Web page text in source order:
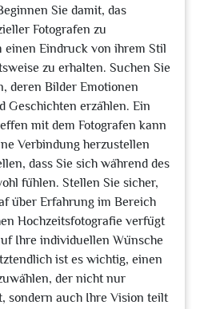
Sie damit, das
Fotografen zu
einen Eindruck von ihrem Stil
zu erhalten. Suchen Sie
deren Bilder Emotionen
Geschichten erzählen. Ein
mit dem Fotografen kann
Verbindung herzustellen
dass Sie sich während des
fühlen. Stellen Sie sicher,
über Erfahrung im Bereich
Hochzeitsfotografie verfügt
Ihre individuellen Wünsche
ist es wichtig, einen
der nicht nur
sondern auch Ihre Vision teilt